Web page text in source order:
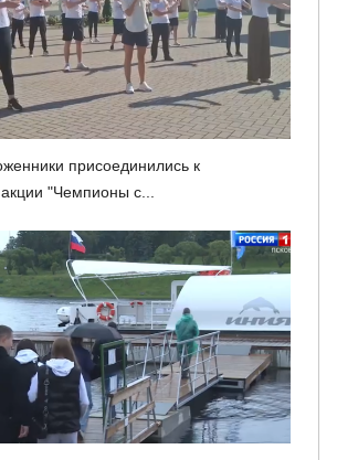
присоединились к
"Чемпионы с...